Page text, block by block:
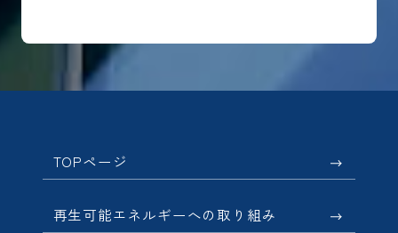
TOPページ
再生可能エネルギーへの取り組み